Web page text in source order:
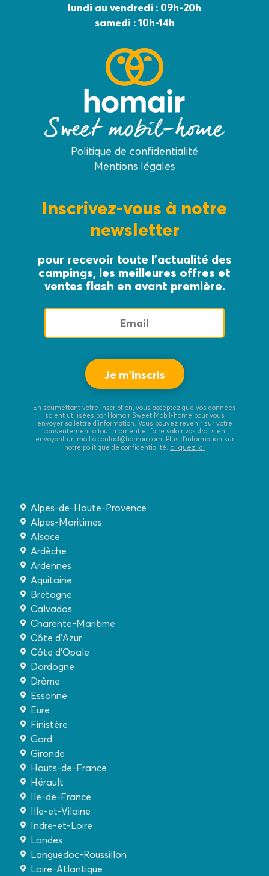
lundi au vendredi : 09h-20h
samedi : 10h-14h
Politique de confidentialité
Mentions légales
Inscrivez-vous à notre
newsletter
pour recevoir toute l’actualité des
campings, les meilleures offres et
ventes flash en avant première.
En soumettant votre inscription, vous acceptez que vos données
soient utilisées par Homair Sweet Mobil-home pour vous
envoyer sa lettre d’information. Vous pouvez revenir sur votre
consentement à tout moment et faire valoir vos droits en
envoyant un mail à contact@homair.com. Plus d’information sur
notre politique de confidentialité. cliquez ici
Alpes-de-Haute-Provence
Alpes-Maritimes
Alsace
Ardèche
Ardennes
Aquitaine
Bretagne
Calvados
Charente-Maritime
Côte d'Azur
Côte d'Opale
Dordogne
Drôme
Essonne
Eure
Finistère
Gard
Gironde
Hauts-de-France
Hérault
Ile-de-France
Ille-et-Vilaine
Indre-et-Loire
Landes
Languedoc-Roussillon
Loire-Atlantique